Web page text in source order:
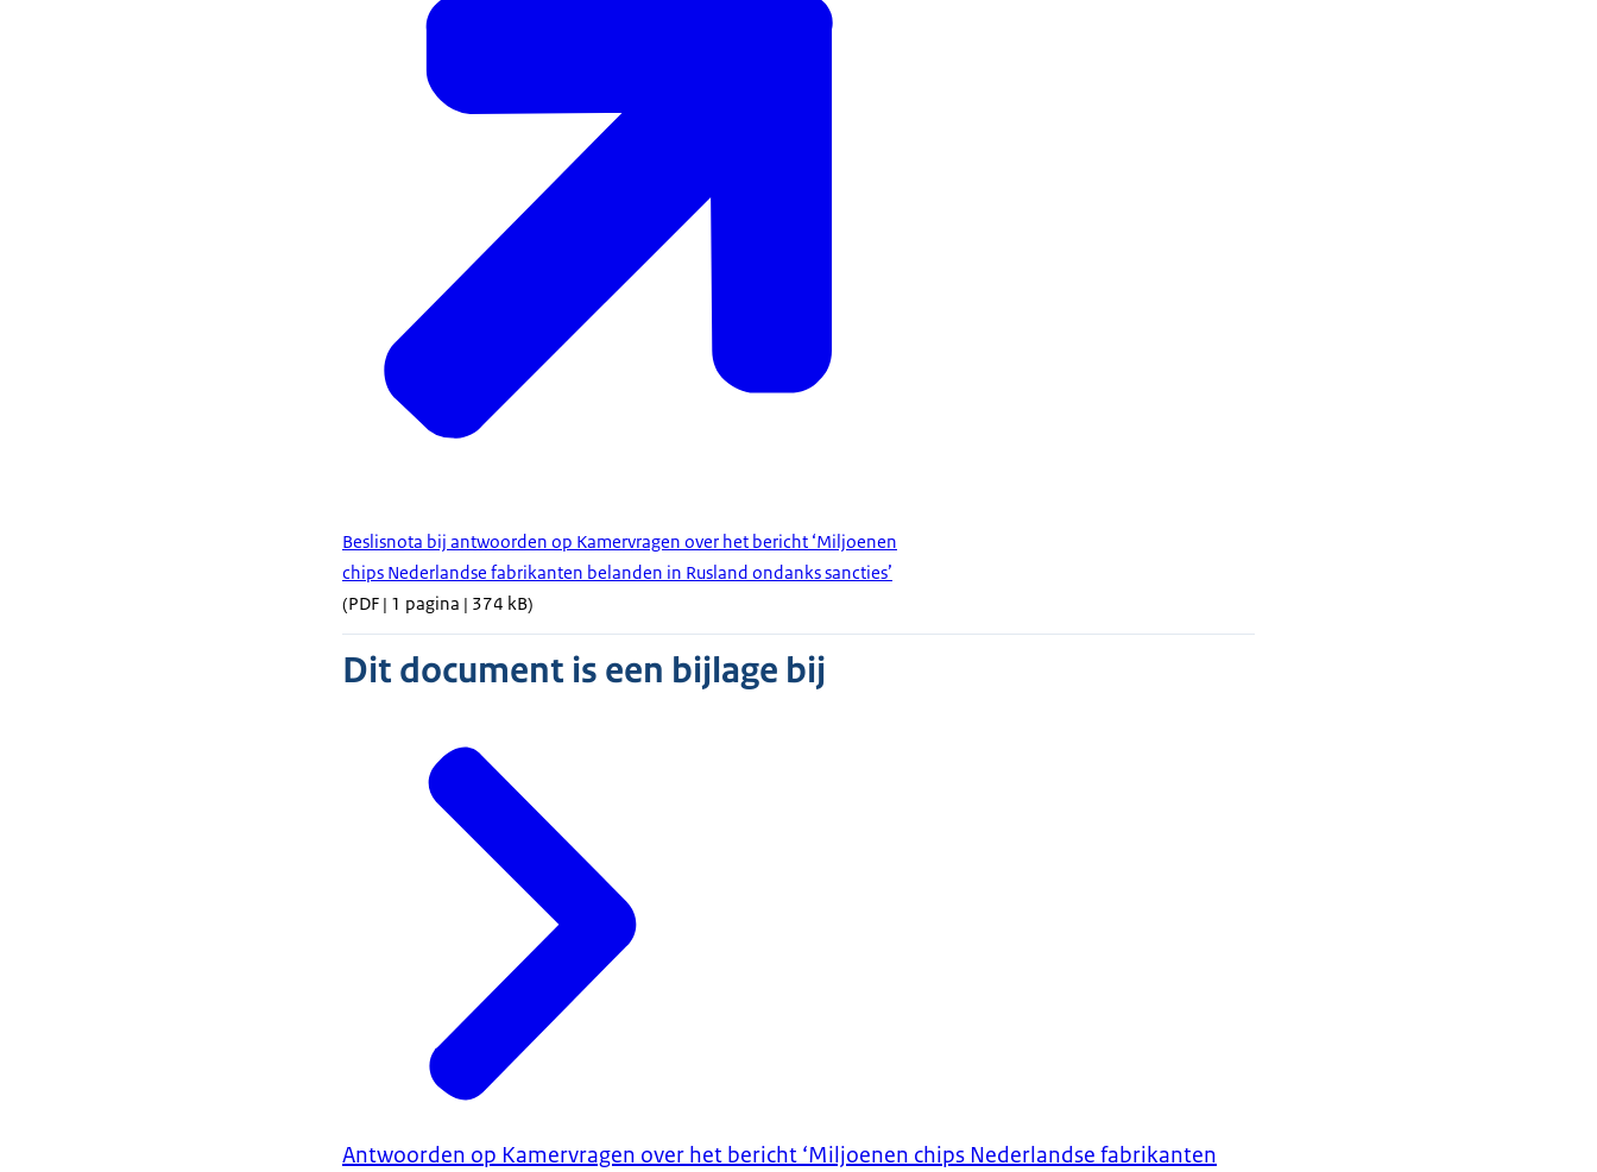
Beslisnota bij antwoorden op Kamervragen over het bericht ‘Miljoenen
chips Nederlandse fabrikanten belanden in Rusland ondanks sancties’
(PDF | 1 pagina | 374 kB)
Dit document is een bijlage bij
Antwoorden op Kamervragen over het bericht ‘Miljoenen chips Nederlandse fabrikanten